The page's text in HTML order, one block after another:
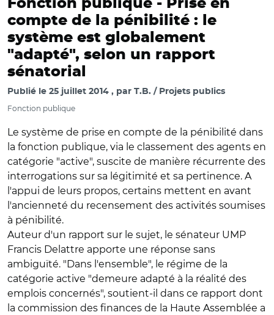
Fonction publique - Prise en
compte de la pénibilité : le
système est globalement
"adapté", selon un rapport
sénatorial
Publié le 25 juillet 2014 par T.B. / Projets publics
Fonction publique
Le système de prise en compte de la pénibilité dans
la fonction publique, via le classement des agents en
catégorie "active", suscite de manière récurrente des
interrogations sur sa légitimité et sa pertinence. A
l'appui de leurs propos, certains mettent en avant
l'ancienneté du recensement des activités soumises
à pénibilité.
Auteur d'un rapport sur le sujet, le sénateur UMP
Francis Delattre apporte une réponse sans
ambiguïté. "Dans l'ensemble", le régime de la
catégorie active "demeure adapté à la réalité des
emplois concernés", soutient-il dans ce rapport dont
la commission des finances de la Haute Assemblée a